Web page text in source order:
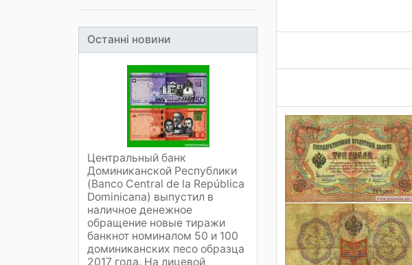
Останні новини
Центральный банк
Доминиканской Республики
(Banco Central de la República
Dominicana) выпустил в
наличное денежное
обращение новые тиражи
банкнот номиналом 50 и 100
доминиканских песо образца
2017 года. На лицевой